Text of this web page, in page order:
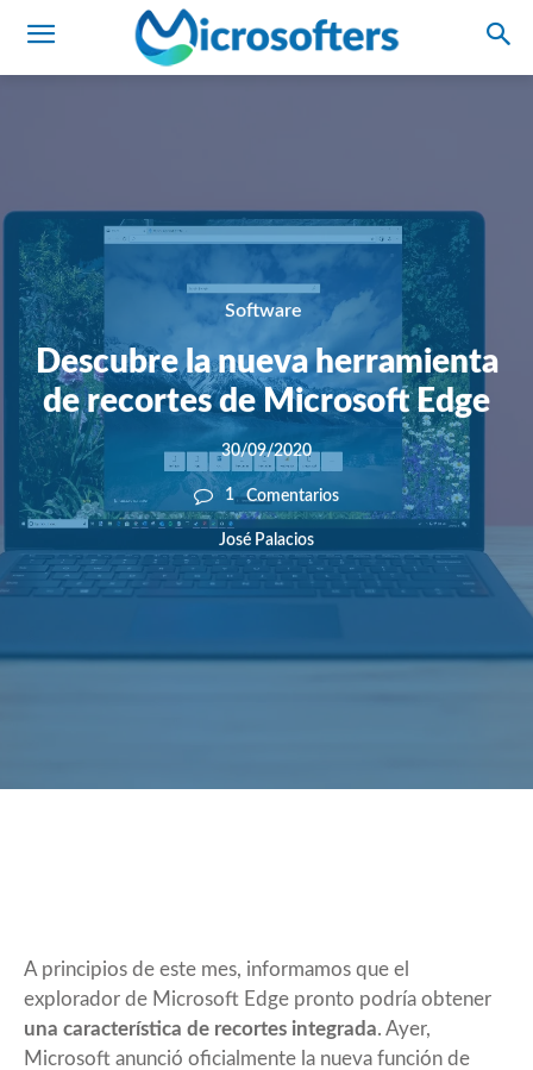
Software
Descubre la nueva herramienta
de recortes de Microsoft Edge
30/09/2020
1 Comentarios
José Palacios
A principios de este mes, informamos que el
explorador de Microsoft Edge pronto podría obtener
una característica de recortes integrada. Ayer,
Microsoft anunció oficialmente la nueva función de